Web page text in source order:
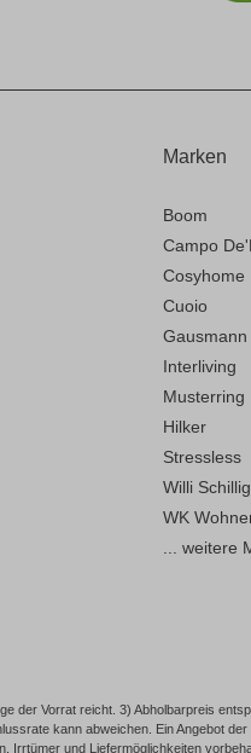
Marken
Boom
Campo
Cosyhome
Cuoio
Gausmann
Interliving
Musterring
Hilker
Stressless
Willi Schillig
WK
... weitere
der Vorrat reicht. 3) Abholbarpreis
kann abweichen. Ein Angebot
und Liefermöglichkeiten